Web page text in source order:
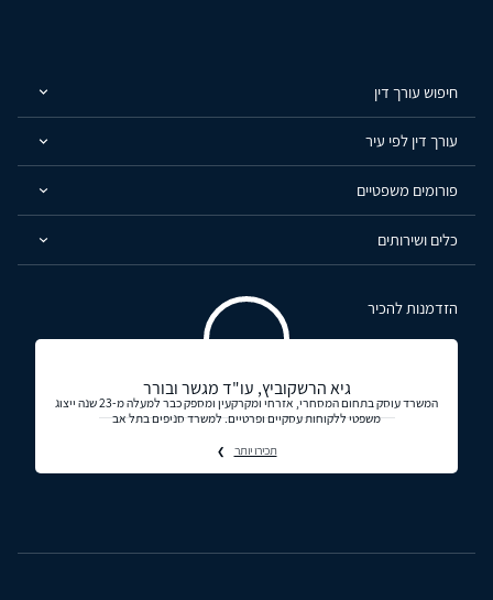
חיפוש עורך דין
עורך דין לפי עיר
פורומים משפטיים
כלים ושירותים
הזדמנות להכיר
גיא הרשקוביץ, עו"ד מגשר ובורר
המשרד עוסק בתחום המסחרי, אזרחי ומקרקעין ומספק כבר למעלה מ-23 שנה ייצוג
משפטי ללקוחות עסקיים ופרטיים. למשרד סניפים בתל אב
תכירו יותר